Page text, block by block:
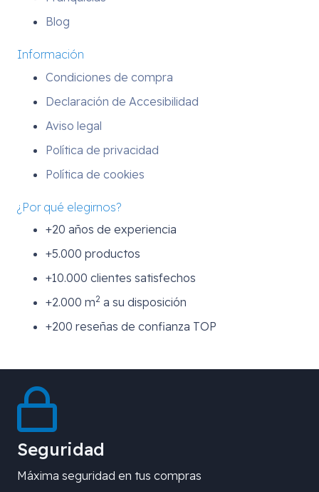
Blog
Información
Condiciones de compra
Declaración de Accesibilidad
Aviso legal
Política de privacidad
Política de cookies
¿Por qué elegirnos?
+20 años de experiencia
+5.000 productos
+10.000 clientes satisfechos
+2.000 m2 a su disposición
+200 reseñas de confianza TOP
Seguridad
Máxima seguridad en tus compras